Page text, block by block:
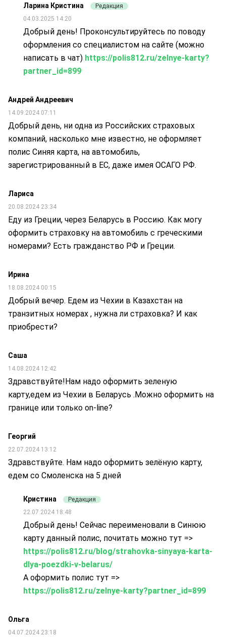
Ларина Кристина
Редакция
04.03.2025 14:20
Добрый день! Проконсультируйтесь по поводу
оформления со специалистом на сайте (можно
написать в чат) https://polis812.ru/zelnye-karty?
partner_id=899
Андрей Андреевич
14.09.2024 07:11
Добрый день, ни одна из Российских страховых
компаний, насколько мне известно, не оформляет
полис Синяя карта, на автомобиль,
зарегистрированный в ЕС, даже имея ОСАГО РФ.
Лариса
20.08.2024 23:34
Еду из Греции, через Беларусь в Россию. Как могу
оформить страховку на автомобиль с греческими
номерами? Есть гражданство РФ и Греции.
Ирина
18.08.2024 00:15
Добрый вечер. Едем из Чехии в Казахстан на
транзитных номерах , нужна ли страховка? И как
приобрести?
Саша
14.08.2024 12:42
Здравствуйте!Нам надо оформить зеленую
карту,едем из Чехии в Беларусь .Можно оформить на
границе или только on-line?
Георгий
22.07.2024 13:12
Здравствуйте. Нам надо оформить зелёную карту,
едем со Смоленска на 5 дней
Кристина
Редакция
22.07.2024 18:48
Добрый день! Сейчас переименовали в Синюю
карту данный полис, почитать можно тут =>
https://polis812.ru/blog/strahovka-sinyaya-karta-
dlya-poezdki-v-belarus/
А оформить полис тут =>
https://polis812.ru/zelnye-karty?partner_id=899
Ольга
04.07.2024 23:18